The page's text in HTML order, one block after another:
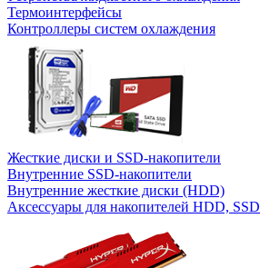
Термоинтерфейсы
Контроллеры систем охлаждения
Жесткие диски и SSD-накопители
Внутренние SSD-накопители
Внутренние жесткие диски (HDD)
Аксессуары для накопителей HDD, SSD